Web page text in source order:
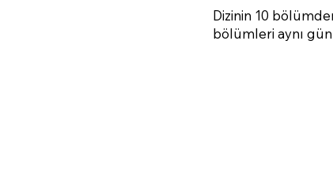
Dizinin 10
bölümleri aynı gün